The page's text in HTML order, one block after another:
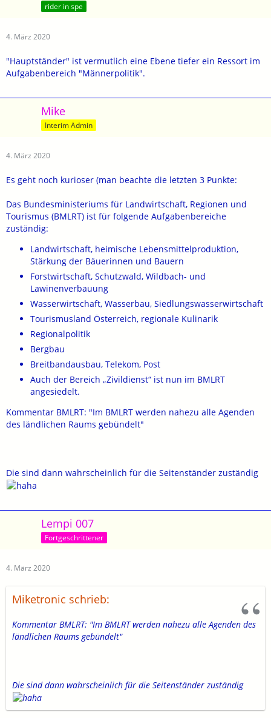
rider in spe
4. März 2020
"Hauptständer" ist vermutlich eine Ebene tiefer ein Ressort im
Aufgabenbereich "Männerpolitik".
Mike
Interim Admin
4. März 2020
Es geht noch kurioser (man beachte die letzten 3 Punkte:
Das Bundesministeriums für Landwirtschaft, Regionen und
Tourismus (BMLRT) ist für folgende Aufgabenbereiche
zuständig:
Landwirtschaft, heimische Lebensmittelproduktion,
Stärkung der Bäuerinnen und Bauern
Forstwirtschaft, Schutzwald, Wildbach- und
Lawinenverbauung
Wasserwirtschaft, Wasserbau, Siedlungswasserwirtschaft
Tourismusland Österreich, regionale Kulinarik
Regionalpolitik
Bergbau
Breitbandausbau, Telekom, Post
Auch der Bereich „Zivildienst“ ist nun im BMLRT
angesiedelt.
Kommentar BMLRT: "Im BMLRT werden nahezu alle Agenden
des ländlichen Raums gebündelt"
Die sind dann wahrscheinlich für die Seitenständer zuständig
Lempi 007
Fortgeschrittener
4. März 2020
Miketronic schrieb:
Kommentar BMLRT: "Im BMLRT werden nahezu alle Agenden des
ländlichen Raums gebündelt"
Die sind dann wahrscheinlich für die Seitenständer zuständig